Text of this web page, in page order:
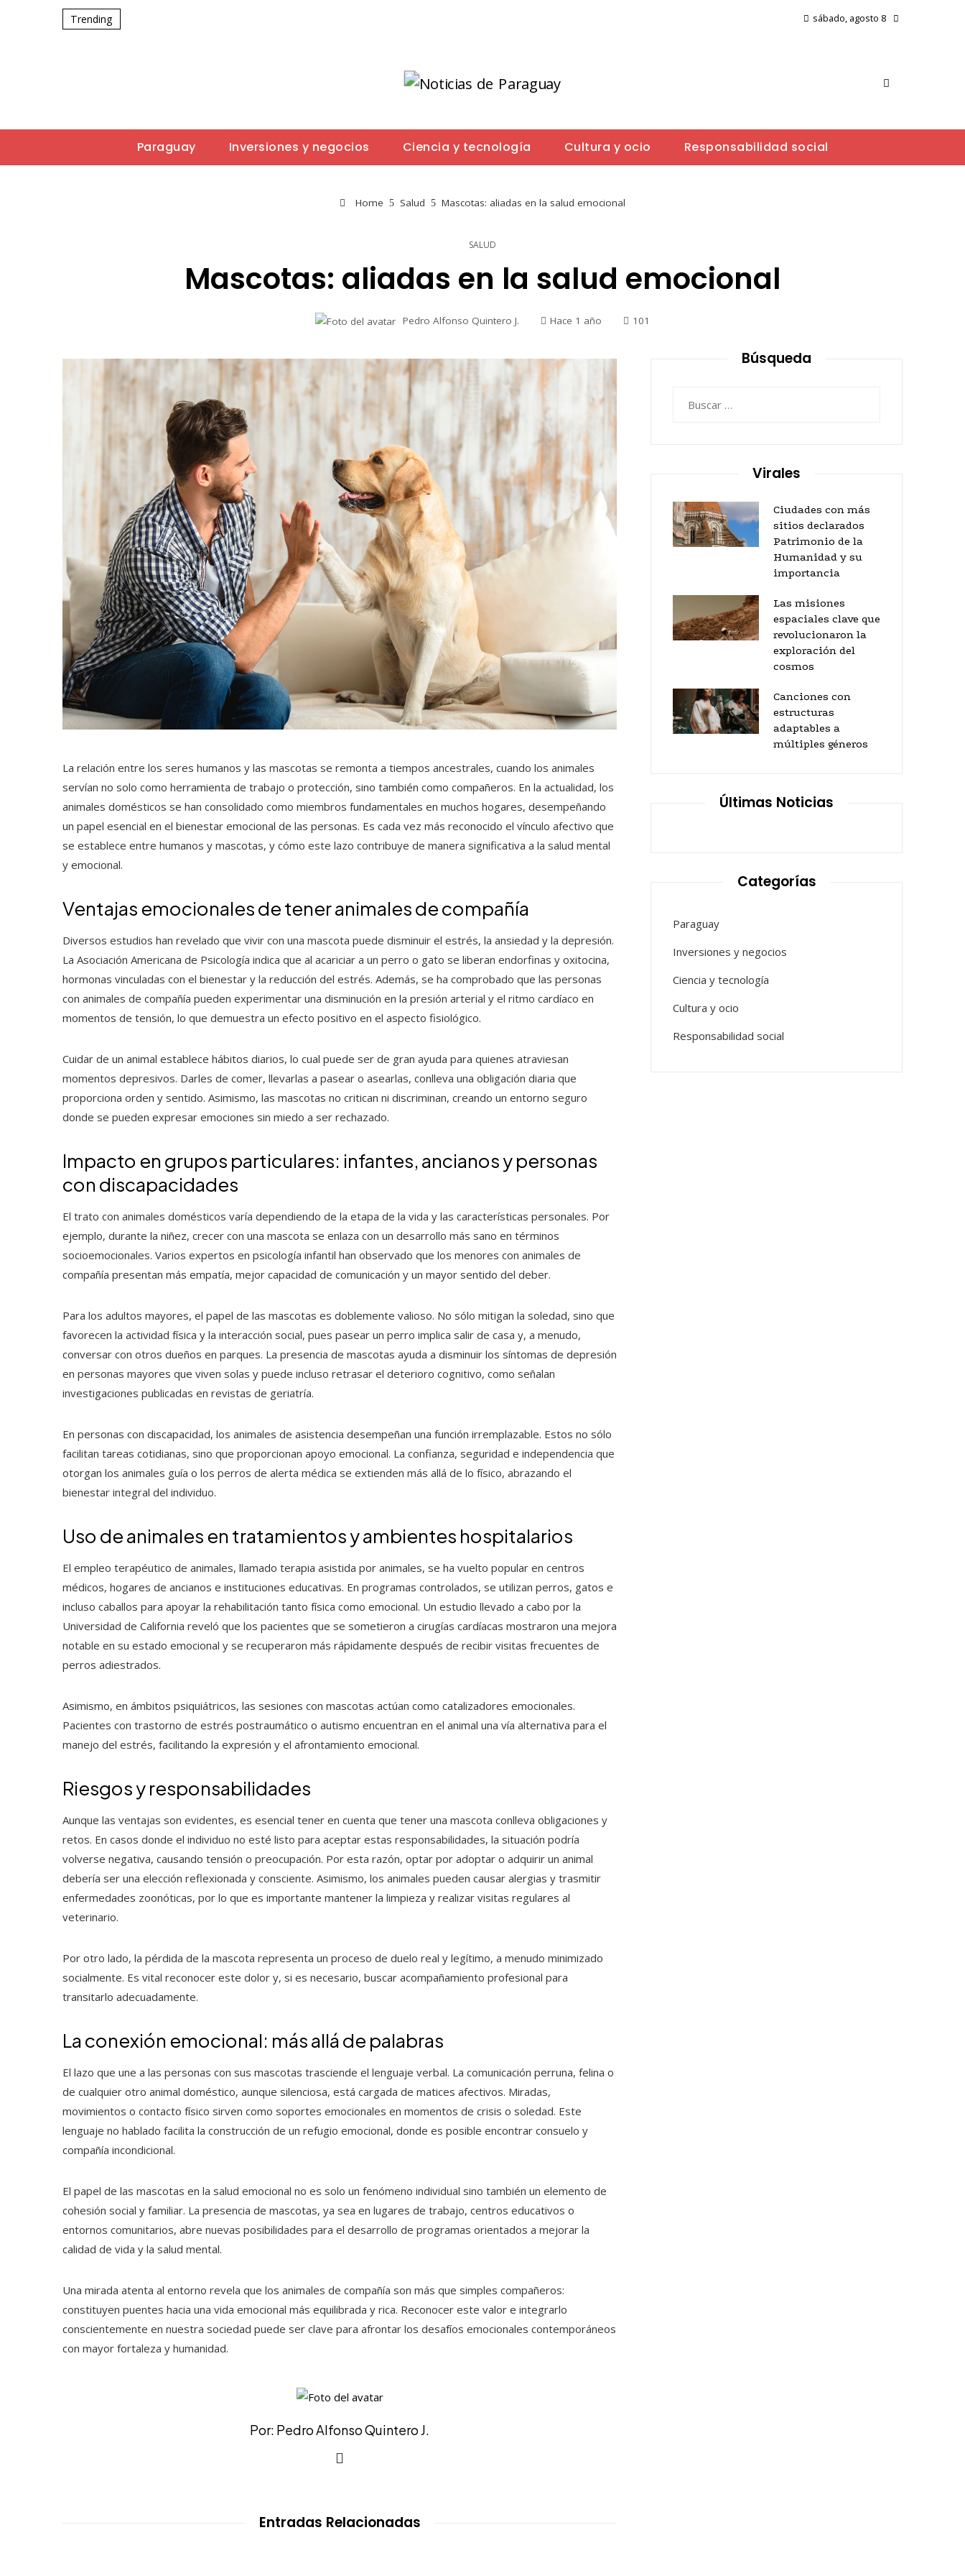
Trending sábado, agosto 8
Paraguay Inversiones y negocios Ciencia y tecnología Cultura y ocio Responsabilidad social
Home Salud Mascotas: aliadas en la salud emocional
SALUD
Mascotas: aliadas en la salud emocional
Pedro Alfonso Quintero J. Hace 1 año 101
La relación entre los seres humanos y las mascotas se remonta a tiempos ancestrales, cuando los animales
servían no solo como herramienta de trabajo o protección, sino también como compañeros. En la actualidad, los
animales domésticos se han consolidado como miembros fundamentales en muchos hogares, desempeñando
un papel esencial en el bienestar emocional de las personas. Es cada vez más reconocido el vínculo afectivo que
se establece entre humanos y mascotas, y cómo este lazo contribuye de manera significativa a la salud mental
y emocional.
Ventajas emocionales de tener animales de compañía
Diversos estudios han revelado que vivir con una mascota puede disminuir el estrés, la ansiedad y la depresión.
La Asociación Americana de Psicología indica que al acariciar a un perro o gato se liberan endorfinas y oxitocina,
hormonas vinculadas con el bienestar y la reducción del estrés. Además, se ha comprobado que las personas
con animales de compañía pueden experimentar una disminución en la presión arterial y el ritmo cardíaco en
momentos de tensión, lo que demuestra un efecto positivo en el aspecto fisiológico.
Cuidar de un animal establece hábitos diarios, lo cual puede ser de gran ayuda para quienes atraviesan
momentos depresivos. Darles de comer, llevarlas a pasear o asearlas, conlleva una obligación diaria que
proporciona orden y sentido. Asimismo, las mascotas no critican ni discriminan, creando un entorno seguro
donde se pueden expresar emociones sin miedo a ser rechazado.
Impacto en grupos particulares: infantes, ancianos y personas
con discapacidades
El trato con animales domésticos varía dependiendo de la etapa de la vida y las características personales. Por
ejemplo, durante la niñez, crecer con una mascota se enlaza con un desarrollo más sano en términos
socioemocionales. Varios expertos en psicología infantil han observado que los menores con animales de
compañía presentan más empatía, mejor capacidad de comunicación y un mayor sentido del deber.
Para los adultos mayores, el papel de las mascotas es doblemente valioso. No sólo mitigan la soledad, sino que
favorecen la actividad física y la interacción social, pues pasear un perro implica salir de casa y, a menudo,
conversar con otros dueños en parques. La presencia de mascotas ayuda a disminuir los síntomas de depresión
en personas mayores que viven solas y puede incluso retrasar el deterioro cognitivo, como señalan
investigaciones publicadas en revistas de geriatría.
En personas con discapacidad, los animales de asistencia desempeñan una función irremplazable. Estos no sólo
facilitan tareas cotidianas, sino que proporcionan apoyo emocional. La confianza, seguridad e independencia que
otorgan los animales guía o los perros de alerta médica se extienden más allá de lo físico, abrazando el
bienestar integral del individuo.
Uso de animales en tratamientos y ambientes hospitalarios
El empleo terapéutico de animales, llamado terapia asistida por animales, se ha vuelto popular en centros
médicos, hogares de ancianos e instituciones educativas. En programas controlados, se utilizan perros, gatos e
incluso caballos para apoyar la rehabilitación tanto física como emocional. Un estudio llevado a cabo por la
Universidad de California reveló que los pacientes que se sometieron a cirugías cardíacas mostraron una mejora
notable en su estado emocional y se recuperaron más rápidamente después de recibir visitas frecuentes de
perros adiestrados.
Asimismo, en ámbitos psiquiátricos, las sesiones con mascotas actúan como catalizadores emocionales.
Pacientes con trastorno de estrés postraumático o autismo encuentran en el animal una vía alternativa para el
manejo del estrés, facilitando la expresión y el afrontamiento emocional.
Riesgos y responsabilidades
Aunque las ventajas son evidentes, es esencial tener en cuenta que tener una mascota conlleva obligaciones y
retos. En casos donde el individuo no esté listo para aceptar estas responsabilidades, la situación podría
volverse negativa, causando tensión o preocupación. Por esta razón, optar por adoptar o adquirir un animal
debería ser una elección reflexionada y consciente. Asimismo, los animales pueden causar alergias y trasmitir
enfermedades zoonóticas, por lo que es importante mantener la limpieza y realizar visitas regulares al
veterinario.
Por otro lado, la pérdida de la mascota representa un proceso de duelo real y legítimo, a menudo minimizado
socialmente. Es vital reconocer este dolor y, si es necesario, buscar acompañamiento profesional para
transitarlo adecuadamente.
La conexión emocional: más allá de palabras
El lazo que une a las personas con sus mascotas trasciende el lenguaje verbal. La comunicación perruna, felina o
de cualquier otro animal doméstico, aunque silenciosa, está cargada de matices afectivos. Miradas,
movimientos o contacto físico sirven como soportes emocionales en momentos de crisis o soledad. Este
lenguaje no hablado facilita la construcción de un refugio emocional, donde es posible encontrar consuelo y
compañía incondicional.
El papel de las mascotas en la salud emocional no es solo un fenómeno individual sino también un elemento de
cohesión social y familiar. La presencia de mascotas, ya sea en lugares de trabajo, centros educativos o
entornos comunitarios, abre nuevas posibilidades para el desarrollo de programas orientados a mejorar la
calidad de vida y la salud mental.
Una mirada atenta al entorno revela que los animales de compañía son más que simples compañeros:
constituyen puentes hacia una vida emocional más equilibrada y rica. Reconocer este valor e integrarlo
conscientemente en nuestra sociedad puede ser clave para afrontar los desafíos emocionales contemporáneos
con mayor fortaleza y humanidad.
Por: Pedro Alfonso Quintero J.
Entradas Relacionadas
Búsqueda
Virales
Ciudades con más
sitios declarados
Patrimonio de la
Humanidad y su
importancia
Las misiones
espaciales clave que
revolucionaron la
exploración del
cosmos
Canciones con
estructuras
adaptables a
múltiples géneros
Últimas Noticias
Categorías
Paraguay
Inversiones y negocios
Ciencia y tecnología
Cultura y ocio
Responsabilidad social